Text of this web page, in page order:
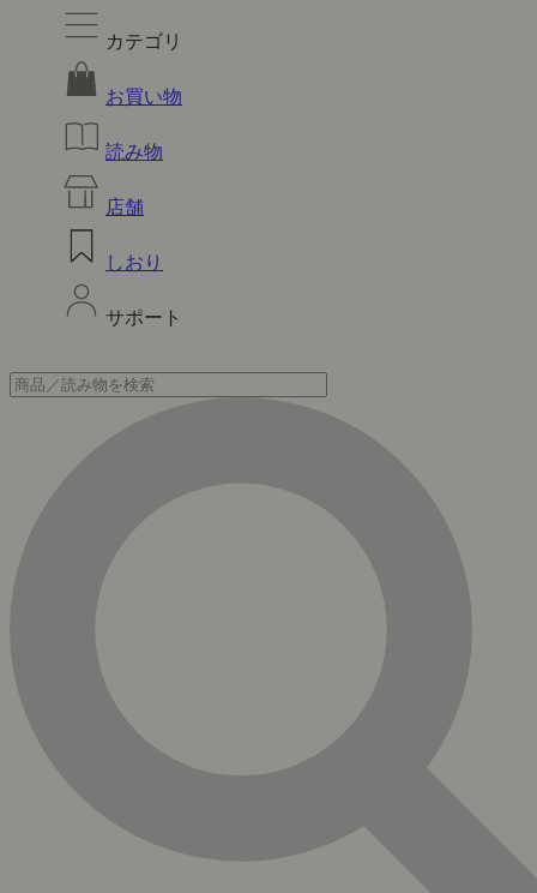
カテゴリ
お買い物
読み物
店舗
しおり
サポート